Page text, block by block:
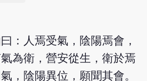
：人焉受氣，陰陽焉會，
為衛，營安從生，衛於焉
，陰陽異位，願聞其會。